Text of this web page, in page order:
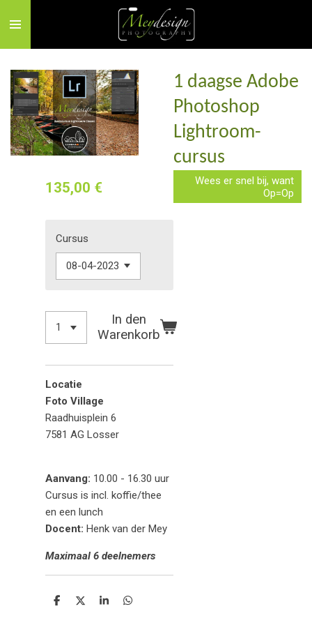
Hauptinhalt
springen
1 daagse Adobe
Photoshop
Lightroom-
cursus
Wees er snel bij, want
Op=Op
135,00 €
Cursus
In den
Warenkorb
Locatie
Foto Village
Raadhuisplein 6
7581 AG Losser
Aanvang: 10.00 - 16.30 uur
Cursus is incl. koffie/thee
en een lunch
Docent: Henk van der Mey
Maximaal 6 deelnemers
T
T
T
T